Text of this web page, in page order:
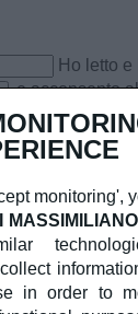
Ho letto
e acconsento
E
monitoring',
MASSIMILIANO
in order to